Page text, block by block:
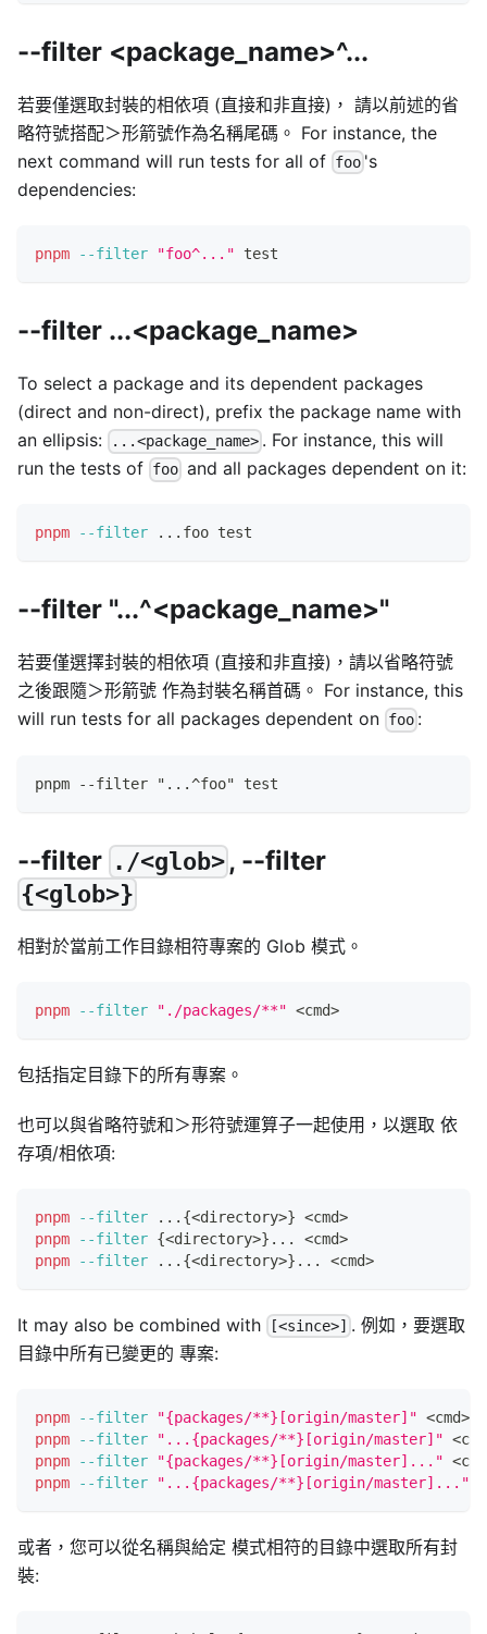
--filter <package_name>^...
若要僅選取封裝的相依項 (直接和非直接)， 請以前述的省
略符號搭配＞形箭號作為名稱尾碼。 For instance, the
next command will run tests for all of foo 's
dependencies:
pnpm --filter "foo^..." test
--filter ...<package_name>
To select a package and its dependent packages
(direct and non-direct), prefix the package name with
an ellipsis:
...<package_name> . For instance, this will
run the tests of foo and all packages dependent on it:
pnpm --filter .. .foo test
--filter "...^<package_name>"
若要僅選擇封裝的相依項 (直接和非直接)，請以省略符號
之後跟隨＞形箭號 作為封裝名稱首碼。 For instance, this
will run tests for all packages dependent on foo :
pnpm --filter "...^foo" test
--filter ./<glob> , --filter
{<glob>}
相對於當前工作目錄相符專案的 Glob 模式。
pnpm --filter "./packages/**" <cmd>
包括指定目錄下的所有專案。
也可以與省略符號和＞形符號運算子一起使用，以選取 依
存項/相依項:
pnpm --filter .. . {<directory>} <cmd>
pnpm
--filter {<directory>} .. . <cmd>
pnpm
--filter .. . {<directory>} .. . <cmd>
It may also be combined with [<since>] . 例如，要選取
目錄中所有已變更的 專案:
pnpm --filter "{packages/**}[origin/master]" <cmd>
pnpm
--filter "...{packages/**}[origin/master]" <cmd
pnpm
--filter "{packages/**}[origin/master]..." <cmd
pnpm
--filter "...{packages/**}[origin/master]..."
或者，您可以從名稱與給定 模式相符的目錄中選取所有封
裝: